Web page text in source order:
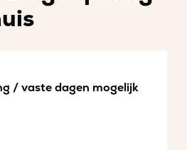
/ vaste dagen mogelijk